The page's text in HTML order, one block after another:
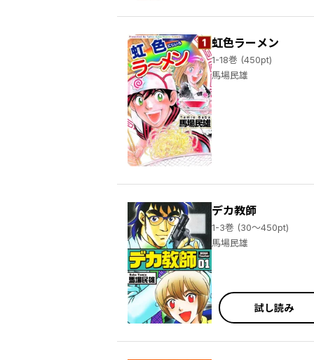
虹色ラーメン
1-18巻 (450pt)
馬場民雄
デカ教師
1-3巻 (30～450pt)
馬場民雄
試し読み